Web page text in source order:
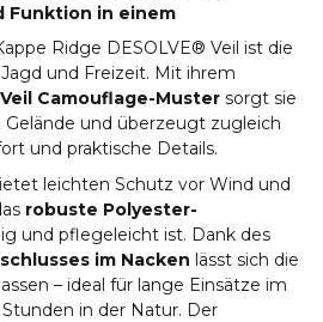
Funktion in einem
Ridge DESOLVE® Veil ist die
und Freizeit. Mit ihrem
Veil Camouflage-Muster sorgt sie
und überzeugt zugleich
und praktische Details.
leichten Schutz vor Wind und
robuste Polyester-
und pflegeleicht ist. Dank des
im Nacken lässt sich die
– ideal für lange Einsätze im
in der Natur. Der